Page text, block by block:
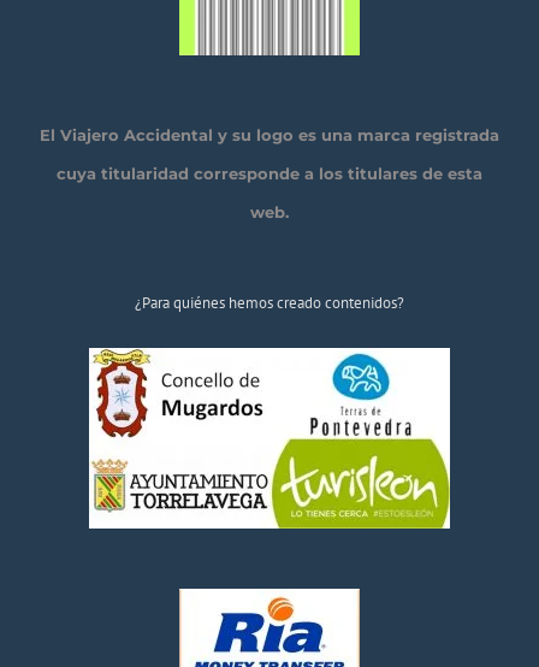
El Viajero Accidental y su logo es una marca registrada
cuya titularidad corresponde a los titulares de esta
web.
¿Para quiénes hemos creado contenidos?